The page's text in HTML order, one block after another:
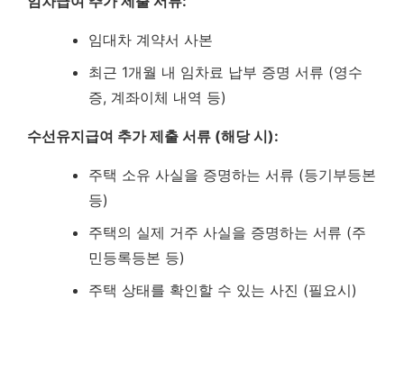
임대차 계약서 사본
최근 1개월 내 임차료 납부 증명 서류 (영수
증, 계좌이체 내역 등)
수선유지급여 추가 제출 서류 (해당 시):
주택 소유 사실을 증명하는 서류 (등기부등본
등)
주택의 실제 거주 사실을 증명하는 서류 (주
민등록등본 등)
주택 상태를 확인할 수 있는 사진 (필요시)